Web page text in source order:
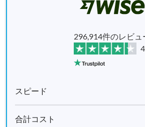
296,914件のレビュ